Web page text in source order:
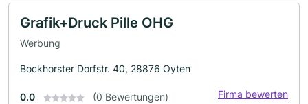
Grafik+Druck Pille OHG
Werbung
Bockhorster Dorfstr. 40, 28876 Oyten
0.0 (0 Bewertungen) Firma bewerten